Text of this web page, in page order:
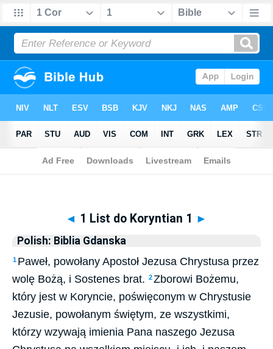
>Polish: Biblia Gdanska > 1 List do Koryntian 1
◄ 1 List do Koryntian 1 ►
Polish: Biblia Gdanska
1 Paweł, powołany Apostoł Jezusa Chrystusa przez
wolę Bożą, i Sostenes brat. 2Zborowi Bożemu,
który jest w Koryncie, poświęconym w Chrystusie
Jezusie, powołanym świętym, ze wszystkimi,
którzy wzywają imienia Pana naszego Jezusa